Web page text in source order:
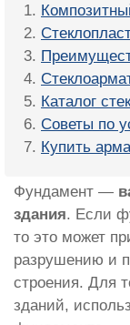
Каталог
Советы по
Купить
Фундамент —
здания. Если
то это может
разрушению и
строения. Для
зданий,